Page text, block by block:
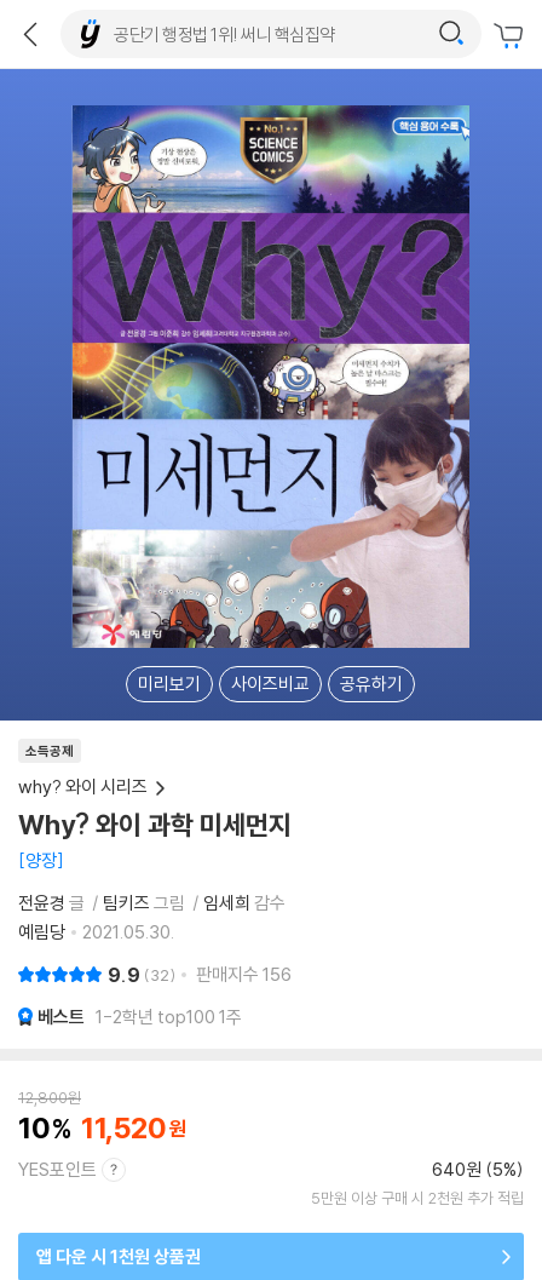
미리보기 사이즈비교 공유하기
소득공제
why? 와이 시리즈
Why? 와이 과학 미세먼지
양장
전윤경 글 팀키즈 그림 임세희 감수
예림당
2021.05.30.
9.9 32 판매지수 156
베스트 1-2학년 top100 1주
12,800원
10 11,520
YES포인트 640원 (5%)
5만원 이상 구매 시 2천원 추가 적립
앱 다운 시 1천원 상품권